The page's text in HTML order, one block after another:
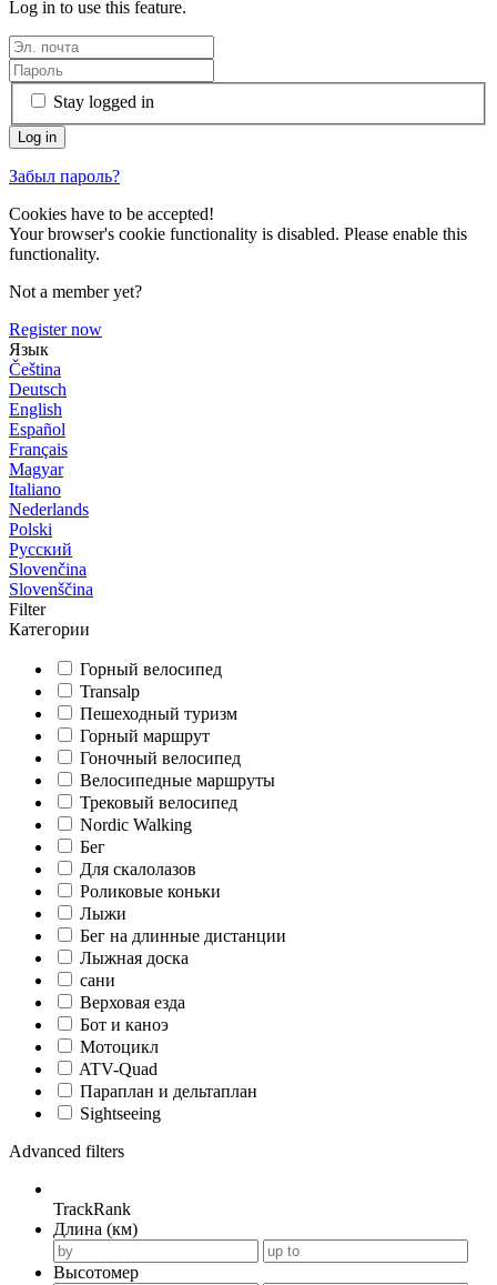
Log in to use this feature.
Stay logged in
Забыл пароль?
Cookies have to be accepted!
Your browser's cookie functionality is disabled. Please enable this
functionality.
Not a member yet?
Register now
Язык
Čeština
Deutsch
English
Español
Français
Magyar
Italiano
Nederlands
Polski
Русский
Slovenčina
Slovenščina
Filter
Категории
Горный велосипед
Transalp
Пешеходный туризм
Горный маршрут
Гоночный велосипед
Велосипедные маршруты
Трековый велосипед
Nordic Walking
Бег
Для скалолазов
Роликовые коньки
Лыжи
Бег на длинные дистанции
Лыжная доска
сани
Верховая езда
Бот и каноэ
Мотоцикл
ATV-Quad
Параплан и дельтаплан
Sightseeing
Advanced filters
TrackRank
Длина (км)
Высотомер